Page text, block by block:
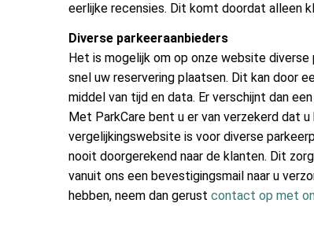
eerlijke recensies. Dit komt doordat alleen
Diverse parkeeraanbieders
Het is mogelijk om op onze website diverse
snel uw reservering plaatsen. Dit kan door
middel van tijd en data. Er verschijnt dan
Met ParkCare bent u er van verzekerd dat
vergelijkingswebsite is voor diverse
nooit doorgerekend naar de klanten. Dit
vanuit ons een bevestigingsmail naar u
hebben, neem dan gerust contact op met